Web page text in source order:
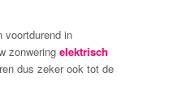
voortdurend in
zonwering elektrisch
dus zeker ook tot de